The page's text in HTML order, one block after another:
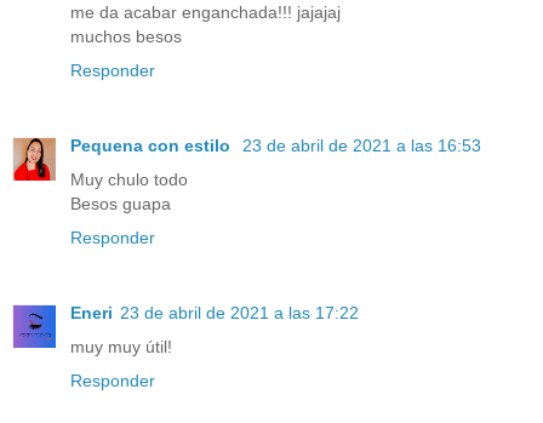
me da acabar enganchada!!! jajajaj
muchos besos
Responder
Pequena con estilo
23 de abril de 2021 a las 16:53
Muy chulo todo
Besos guapa
Responder
Eneri 23 de abril de 2021 a las 17:22
muy muy útil!
Responder